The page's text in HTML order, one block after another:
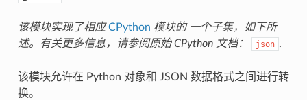
该模块实现了相应 CPython 模块的 一个子集，如下所
述。有关更多信息，请参阅原始 CPython 文档：
json .
该模块允许在 Python 对象和 JSON 数据格式之间进行转
换。